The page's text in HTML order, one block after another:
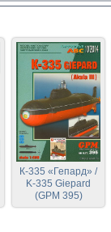
К-335 «Гепард» /
K-335 Giepard
(GPM 395)